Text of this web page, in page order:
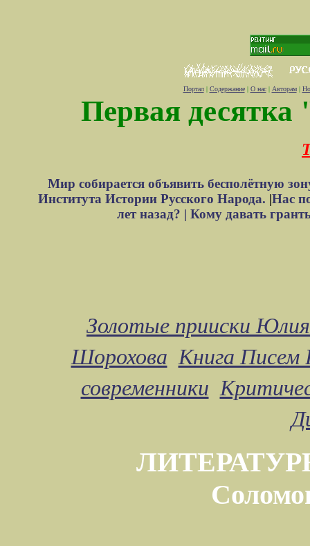
Портал| Содержание| О нас| Авторам|
Первая десятка
Мир собирается объявить бесполётную
Института Истории Русского Народа. |Нас
лет назад? | Кому давать
Золотые прииски
Шорохова Книга Писем
современники